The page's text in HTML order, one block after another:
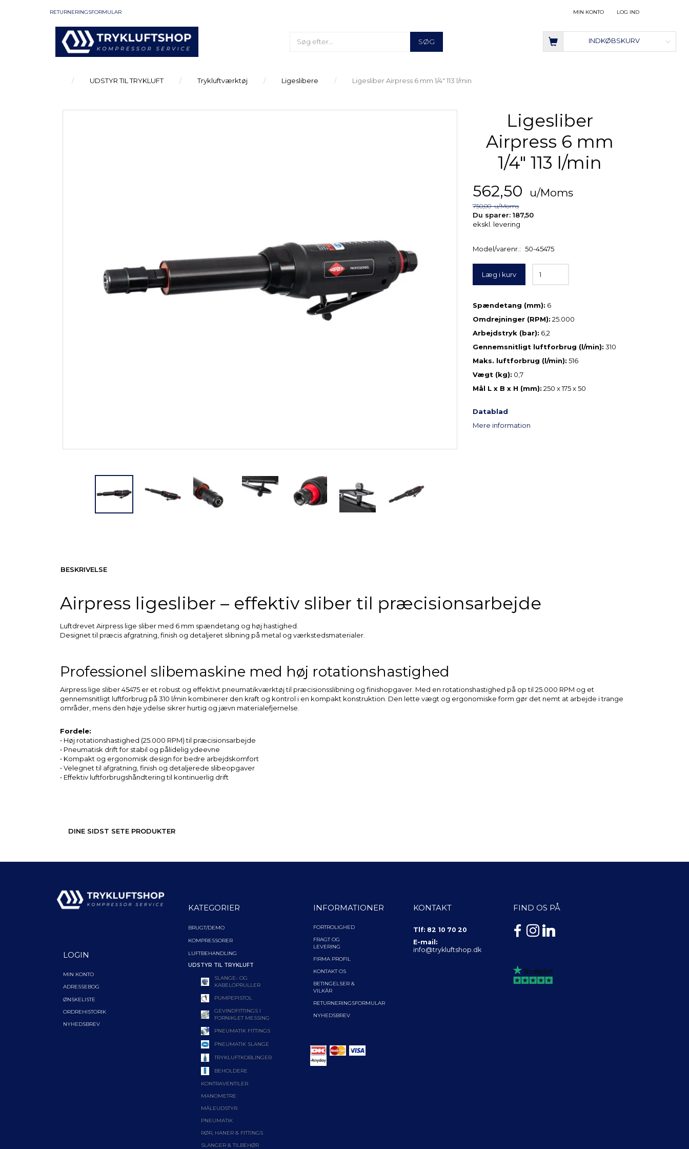
LOG IND
MIN KONTO
RETURNERINGSFORMULAR
SØG INDKØBSKURV
UDSTYR TIL TRYKLUFT Trykluftværktøj Ligeslibere Ligesliber Airpress 6 mm 1/4" 113 l/min
Ligesliber
Airpress 6 mm
1/4" 113 l/min
562,50 u/Moms
750,00u/Moms
Du sparer:187,50
ekskl. levering
Model/varenr.: 50-45475
Læg i kurv
Spændetang (mm): 6
Omdrejninger (RPM): 25.000
Arbejdstryk (bar): 6,2
Gennemsnitligt luftforbrug (l/min): 310
Maks. luftforbrug (l/min): 516
Vægt (kg): 0,7
Mål L x B x H (mm): 250 x 175 x 50
Datablad
Mere information
BESKRIVELSE
Airpress ligesliber – effektiv sliber til præcisionsarbejde
Luftdrevet Airpress lige sliber med 6 mm spændetang og høj hastighed.
Designet til præcis afgratning, finish og detaljeret slibning på metal og værkstedsmaterialer.
Professionel slibemaskine med høj rotationshastighed
Airpress lige sliber 45475 er et robust og effektivt pneumatikværktøj til præcisionsslibning og finishopgaver. Med en rotationshastighed på op til 25.000 RPM og et
gennemsnitligt luftforbrug på 310 l/min kombinerer den kraft og kontrol i en kompakt konstruktion. Den lette vægt og ergonomiske form gør det nemt at arbejde i trange
områder, mens den høje ydelse sikrer hurtig og jævn materialefjernelse.
Fordele:
• Høj rotationshastighed (25.000 RPM) til præcisionsarbejde
• Pneumatisk drift for stabil og pålidelig ydeevne
• Kompakt og ergonomisk design for bedre arbejdskomfort
• Velegnet til afgratning, finish og detaljerede slibeopgaver
• Effektiv luftforbrugshåndtering til kontinuerlig drift
DINE SIDST SETE PRODUKTER
LOGIN
MIN KONTO
ADRESSEBOG
ØNSKELISTE
ORDREHISTORIK
NYHEDSBREV
KATEGORIER
BRUGT/DEMO
KOMPRESSORER
LUFTBEHANDLING
UDSTYR TIL TRYKLUFT
SLANGE- OG
KABELOPRULLER
PUMPEPISTOL
GEVINDFITTINGS I
FORNIKLET MESSING
PNEUMATIK FITTINGS
PNEUMATIK SLANGE
TRYKLUFTKOBLINGER
BEHOLDERE
KONTRAVENTILER
MANOMETRE
MÅLEUDSTYR
PNEUMATIK
RØR, HANER & FITTINGS
SLANGER & TILBEHØR
INFORMATIONER
FORTROLIGHED
FRAGT OG
LEVERING
FIRMA PROFIL
KONTAKT OS
BETINGELSER &
VILKÅR
RETURNERINGSFORMULAR
NYHEDSBREV
KONTAKT
Tlf: 82 10 70 20
E-mail:
info@trykluftshop.dk
FIND OS PÅ